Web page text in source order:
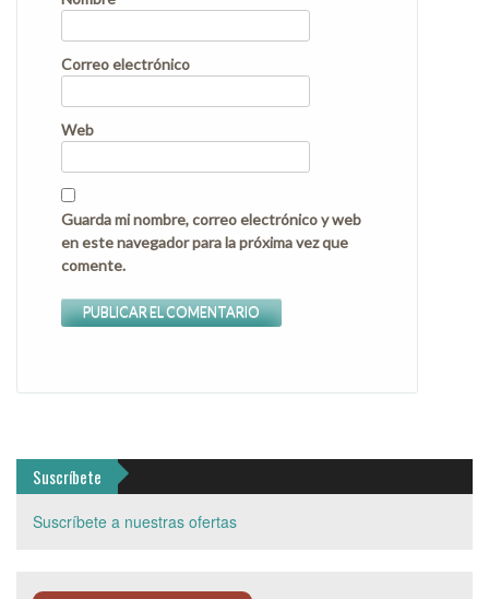
Correo electrónico
Web
Guarda mi nombre, correo electrónico y web
en este navegador para la próxima vez que
comente.
Suscríbete
Suscríbete a nuestras ofertas